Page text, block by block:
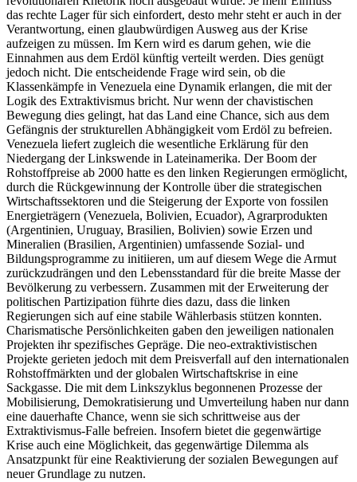
das rechte Lager für sich einfordert, desto mehr steht er auch in der
Verantwortung, einen glaubwürdigen Ausweg aus der Krise
aufzeigen zu müssen. Im Kern wird es darum gehen, wie die
Einnahmen aus dem Erdöl künftig verteilt werden. Dies genügt
jedoch nicht. Die entscheidende Frage wird sein, ob die
Klassenkämpfe in Venezuela eine Dynamik erlangen, die mit der
Logik des Extraktivismus bricht. Nur wenn der chavistischen
Bewegung dies gelingt, hat das Land eine Chance, sich aus dem
Gefängnis der strukturellen Abhängigkeit vom Erdöl zu befreien.
Venezuela liefert zugleich die wesentliche Erklärung für den
Niedergang der Linkswende in Lateinamerika. Der Boom der
Rohstoffpreise ab 2000 hatte es den linken Regierungen ermöglicht,
durch die Rückgewinnung der Kontrolle über die strategischen
Wirtschaftssektoren und die Steigerung der Exporte von fossilen
Energieträgern (Venezuela, Bolivien, Ecuador), Agrarprodukten
(Argentinien, Uruguay, Brasilien, Bolivien) sowie Erzen und
Mineralien (Brasilien, Argentinien) umfassende Sozial- und
Bildungsprogramme zu initiieren, um auf diesem Wege die Armut
zurückzudrängen und den Lebensstandard für die breite Masse der
Bevölkerung zu verbessern. Zusammen mit der Erweiterung der
politischen Partizipation führte dies dazu, dass die linken
Regierungen sich auf eine stabile Wählerbasis stützen konnten.
Charismatische Persönlichkeiten gaben den jeweiligen nationalen
Projekten ihr spezifisches Gepräge. Die neo-extraktivistischen
Projekte gerieten jedoch mit dem Preisverfall auf den internationalen
Rohstoffmärkten und der globalen Wirtschaftskrise in eine
Sackgasse. Die mit dem Linkszyklus begonnenen Prozesse der
Mobilisierung, Demokratisierung und Umverteilung haben nur dann
eine dauerhafte Chance, wenn sie sich schrittweise aus der
Extraktivismus-Falle befreien. Insofern bietet die gegenwärtige
Krise auch eine Möglichkeit, das gegenwärtige Dilemma als
Ansatzpunkt für eine Reaktivierung der sozialen Bewegungen auf
neuer Grundlage zu nutzen.